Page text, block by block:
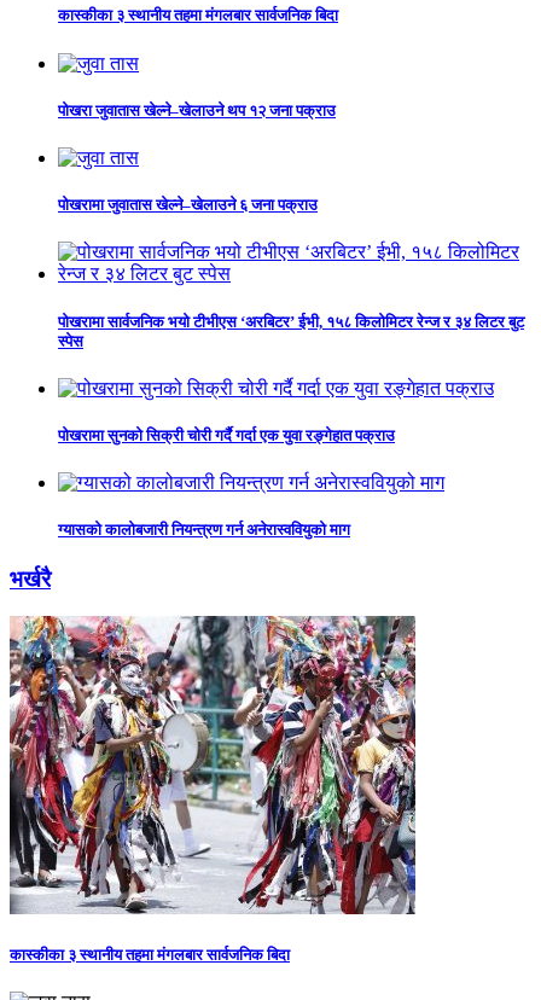
कास्कीका ३ स्थानीय तहमा मंगलबार सार्वजनिक बिदा
पोखरा जुवातास खेल्ने–खेलाउने थप १२ जना पक्राउ
पोखरामा जुवातास खेल्ने–खेलाउने ६ जना पक्राउ
पोखरामा सार्वजनिक भयो टीभीएस ‘अरबिटर’ ईभी, १५८ किलोमिटर रेन्ज र ३४ लिटर बुट
स्पेस
पोखरामा सुनको सिक्री चोरी गर्दै गर्दा एक युवा रङ्गेहात पक्राउ
ग्यासको कालोबजारी नियन्त्रण गर्न अनेरास्ववियुको माग
भर्खरै
कास्कीका ३ स्थानीय तहमा मंगलबार सार्वजनिक बिदा